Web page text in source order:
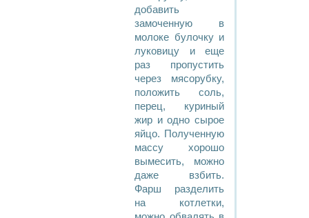
добавить
замоченную в
молоке булочку и
луковицу и еще
раз пропустить
через мясорубку,
положить соль,
перец, куриный
жир и одно сырое
яйцо. Полученную
массу хорошо
вымесить, можно
даже взбить.
Фарш разделить
на котлетки,